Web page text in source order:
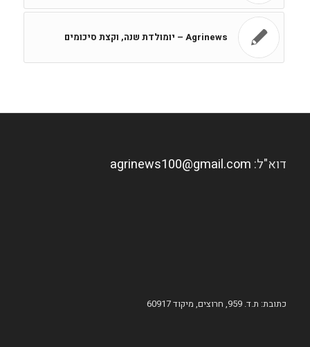
Agrinews – יומולדת שנה, וקצת סיכומים
דוא"ל: agrinews100@gmail.com
כתובת: ת.ד. 959, חרוצים, מיקוד 60917